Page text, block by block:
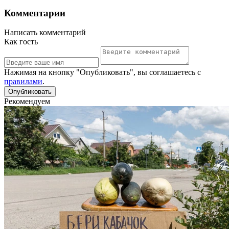
Комментарии
Написать комментарий
Как гость
Нажимая на кнопку "Опубликовать", вы соглашаетесь с
правилами.
Рекомендуем